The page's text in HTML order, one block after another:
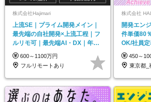
株式会社Hajimari
上流SE｜プライム開発メイン｜
最先端の自社開発×上流工程｜フ
ルリモ可｜最先端AI・DX｜年収
1000万円も可能
600～1100万円
フルリモートあり
株式会社 HAL
開発エン
件単価80
OK/社員
450～
東京都_神